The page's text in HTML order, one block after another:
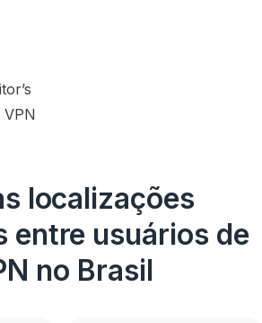
VPN
localizações
entre usuários de
no Brasil